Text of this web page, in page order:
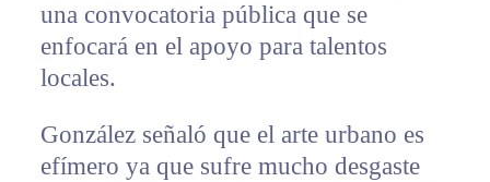
una convocatoria pública que se
enfocará en el apoyo para talentos
locales.
González señaló que el arte urbano es
efímero ya que sufre mucho desgaste